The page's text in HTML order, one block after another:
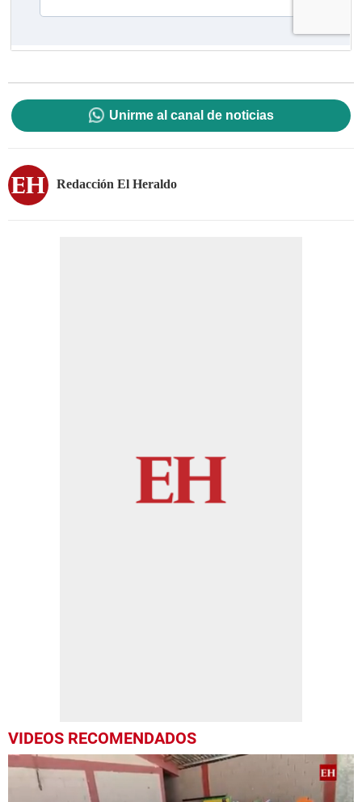
Unirme al canal de noticias
Redacción El Heraldo
VIDEOS RECOMENDADOS